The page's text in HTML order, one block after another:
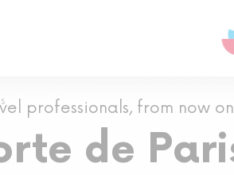
professionals, from now
de